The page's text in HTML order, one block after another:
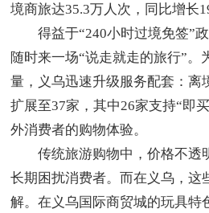
境商旅达35.3万人次，同比增长
得益于“240小时过境免签”政
随时来一场“说走就走的旅行”。
量，义乌迅速升级服务配套：离
扩展至37家，其中26家支持“即
外消费者的购物体验。
传统旅游购物中，价格不透
长期困扰消费者。而在义乌，这
解。在义乌国际商贸城的玩具特